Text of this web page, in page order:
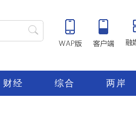
财经 综合 两岸